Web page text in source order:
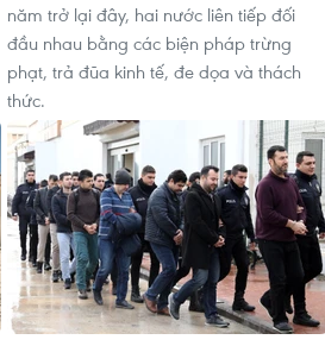
năm trở lại đây, hai nước liên tiếp đối
đầu nhau bằng các biện pháp trừng
phạt, trả đũa kinh tế, đe dọa và thách
thức.